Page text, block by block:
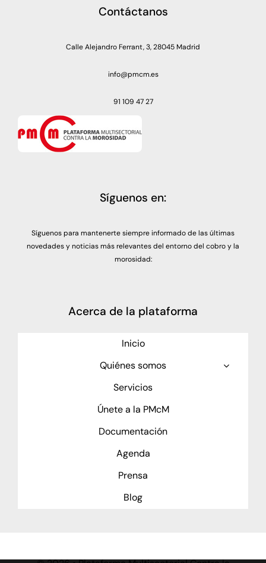
Contáctanos
Calle Alejandro Ferrant, 3, 28045 Madrid
info@pmcm.es
91 109 47 27
Síguenos en:
Síguenos para mantenerte siempre informado de las últimas
novedades y noticias más relevantes del entorno del cobro y la
morosidad:
Acerca de la plataforma
Inicio
Quiénes somos
Servicios
Únete a la PMcM
Documentación
Agenda
Prensa
Blog